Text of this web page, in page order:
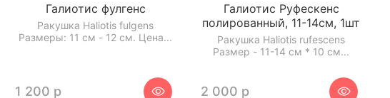
Галиотис фулгенс
Ракушка Haliotis fulgens
Размеры: 11 см - 12 см. Цена...
1 200 р
Галиотис Руфескенс
полированный, 11-14см, 1шт
Ракушка Haliotis rufescens
Размер - 11-14 см * 10 см...
2 000 р